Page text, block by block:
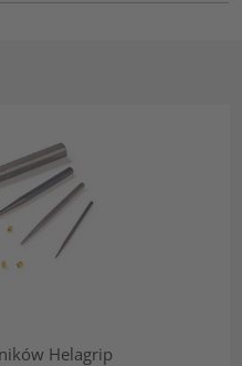
Helagrip